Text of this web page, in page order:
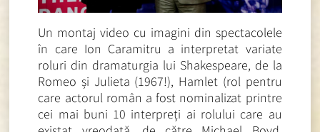
Un montaj video cu imagini din spectacolele
în care Ion Caramitru a interpretat variate
roluri din dramaturgia lui Shakespeare, de la
Romeo și Julieta (1967!), Hamlet (rol pentru
care actorul român a fost nominalizat printre
cei mai buni 10 interpreți ai rolului care au